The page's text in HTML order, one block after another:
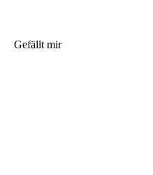
Gefällt mir